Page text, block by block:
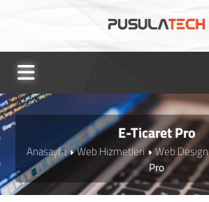
E-Ticaret Pro
Anasayfa Web Hizmetleri Web
Pro